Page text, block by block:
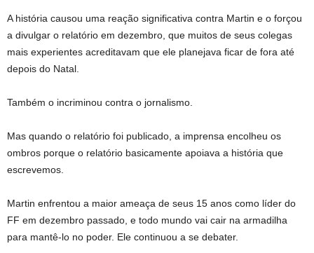
A história causou uma reação significativa contra Martin e o forçou
a divulgar o relatório em dezembro, que muitos de seus colegas
mais experientes acreditavam que ele planejava ficar de fora até
depois do Natal.
Também o incriminou contra o jornalismo.
Mas quando o relatório foi publicado, a imprensa encolheu os
ombros porque o relatório basicamente apoiava a história que
escrevemos.
Martin enfrentou a maior ameaça de seus 15 anos como líder do
FF em dezembro passado, e todo mundo vai cair na armadilha
para mantê-lo no poder. Ele continuou a se debater.